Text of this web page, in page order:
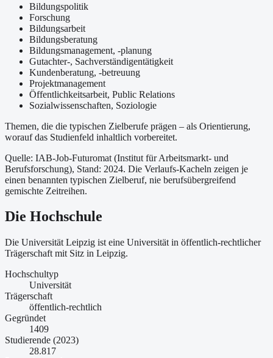
Bildungspolitik
Forschung
Bildungsarbeit
Bildungsberatung
Bildungsmanagement, -planung
Gutachter-, Sachverständigentätigkeit
Kundenberatung, -betreuung
Projektmanagement
Öffentlichkeitsarbeit, Public Relations
Sozialwissenschaften, Soziologie
Themen, die die typischen Zielberufe prägen – als Orientierung,
worauf das Studienfeld inhaltlich vorbereitet.
Quelle: IAB-Job-Futuromat (Institut für Arbeitsmarkt- und
Berufsforschung), Stand: 2024. Die Verlaufs-Kacheln zeigen je
einen benannten typischen Zielberuf, nie berufsübergreifend
gemischte Zeitreihen.
Die Hochschule
Die Universität Leipzig ist eine Universität in öffentlich-rechtlicher
Trägerschaft mit Sitz in Leipzig.
Hochschultyp
Universität
Trägerschaft
öffentlich-rechtlich
Gegründet
1409
Studierende (2023)
28.817